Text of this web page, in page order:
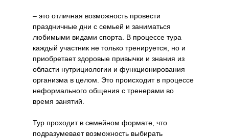
– это отличная возможность провести
праздничные дни с семьей и заниматься
любимыми видами спорта. В процессе тура
каждый участник не только тренируется, но и
приобретает здоровые привычки и знания из
области нутрициологии и функционирования
организма в целом. Это происходит в процессе
неформального общения с тренерами во
время занятий.
Тур проходит в семейном формате, что
подразумевает возможность выбирать